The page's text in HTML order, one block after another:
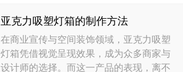
亚克力吸塑灯箱的制作方法
在商业宣传与空间装饰领域，亚克力吸塑
灯箱凭借视觉呈现效果，成为众多商家与
设计师的选择。而这一产品的表现，离不